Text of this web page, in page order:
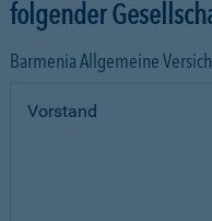
folgender
Barmenia Allgemeine
Vorstand